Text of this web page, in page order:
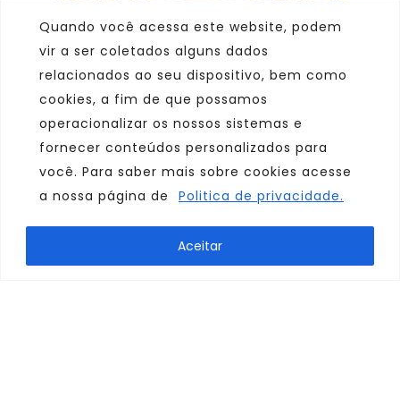
Quando você acessa este website, podem
vir a ser coletados alguns dados
relacionados ao seu dispositivo, bem como
cookies, a fim de que possamos
operacionalizar os nossos sistemas e
fornecer conteúdos personalizados para
você. Para saber mais sobre cookies acesse
a nossa página de
Politica de privacidade.
Aceitar
Parceiro